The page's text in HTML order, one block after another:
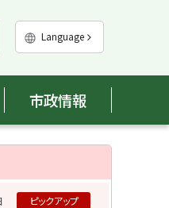
Language
市政情報
ピックアップ